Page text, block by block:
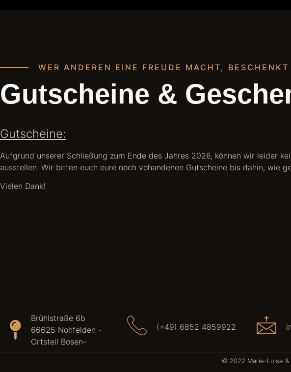
WER ANDEREN EINE FREUDE MACHT,
Gutscheine &
Gutscheine:
Aufgrund unserer Schließung zum Ende des Jahres 2026, können wir leider
ausstellen. Wir bitten euch eure noch vohandenen Gutscheine bis dahin, wie
Vielen Dank!
Brühlstraße 6b
66625 Nohfelden -
Ortsteil Bosen-
(+49) 6852 4859922
© 2022 Marie-Luise &